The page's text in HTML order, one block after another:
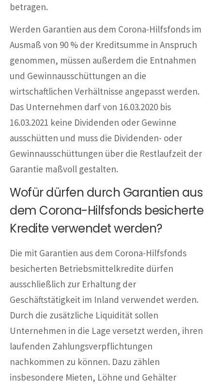
betragen.
Werden Garantien aus dem Corona-Hilfsfonds im
Ausmaß von 90 % der Kreditsumme in Anspruch
genommen, müssen außerdem die Entnahmen
und Gewinnausschüttungen an die
wirtschaftlichen Verhältnisse angepasst werden.
Das Unternehmen darf von 16.03.2020 bis
16.03.2021 keine Dividenden oder Gewinne
ausschütten und muss die Dividenden- oder
Gewinnausschüttungen über die Restlaufzeit der
Garantie maßvoll gestalten.
Wofür dürfen durch Garantien aus
dem Corona-Hilfsfonds besicherte
Kredite verwendet werden?
Die mit Garantien aus dem Corona-Hilfsfonds
besicherten Betriebsmittelkredite dürfen
ausschließlich zur Erhaltung der
Geschäftstätigkeit im Inland verwendet werden.
Durch die zusätzliche Liquidität sollen
Unternehmen in die Lage versetzt werden, ihren
laufenden Zahlungsverpflichtungen
nachkommen zu können. Dazu zählen
insbesondere Mieten, Löhne und Gehälter